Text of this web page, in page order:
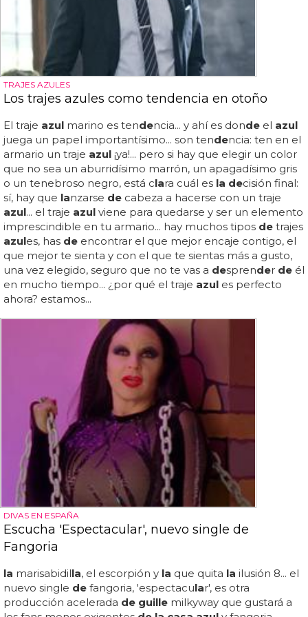
TRAJES AZULES
Los trajes azules como tendencia en otoño
El traje azul marino es tendencia... y ahí es donde el azul
juega un papel importantísimo... son tendencia: ten en el
armario un traje azul ¡ya!... pero si hay que elegir un color
que no sea un aburridísimo marrón, un apagadísimo gris
o un tenebroso negro, está clara cuál es la decisión final:
sí, hay que lanzarse de cabeza a hacerse con un traje
azul... el traje azul viene para quedarse y ser un elemento
imprescindible en tu armario... hay muchos tipos de trajes
azules, has de encontrar el que mejor encaje contigo, el
que mejor te sienta y con el que te sientas más a gusto,
una vez elegido, seguro que no te vas a desprender de él
en mucho tiempo... ¿por qué el traje azul es perfecto
ahora? estamos...
DIVAS EN ESPAÑA
Escucha 'Espectacular', nuevo single de
Fangoria
la marisabidilla, el escorpión y la que quita la ilusión 8... el
nuevo single de fangoria, 'espectacular', es otra
producción acelerada de guille milkyway que gustará a